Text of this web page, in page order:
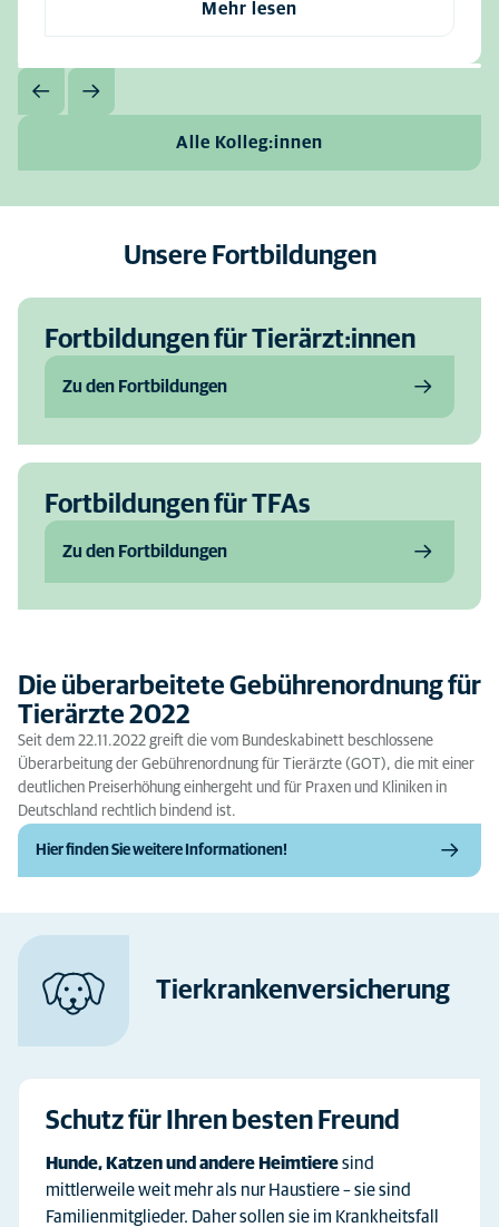
Mehr lesen
Alle Kolleg:innen
Unsere Fortbildungen
Fortbildungen für Tierärzt:innen
Zu den Fortbildungen
Fortbildungen für TFAs
Zu den Fortbildungen
Die überarbeitete Gebührenordnung für
Tierärzte 2022
Seit dem 22.11.2022 greift die vom Bundeskabinett beschlossene
Überarbeitung der Gebührenordnung für Tierärzte (GOT), die mit einer
deutlichen Preiserhöhung einhergeht und für Praxen und Kliniken in
Deutschland rechtlich bindend ist.
Hier finden Sie weitere Informationen!
Tierkranken­versicherung
Schutz für Ihren besten Freund
Hunde, Katzen und andere Heimtieresind
mittlerweile weit mehr als nur Haustiere – sie sind
Familienmitglieder. Daher sollen sie im Krankheitsfall